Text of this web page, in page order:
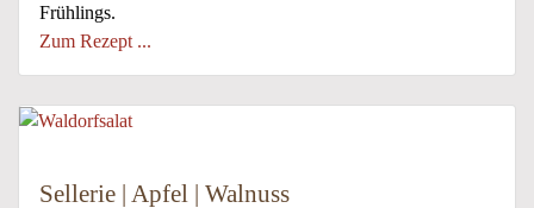
Frühlings.
Zum Rezept ...
Sellerie | Apfel | Walnuss